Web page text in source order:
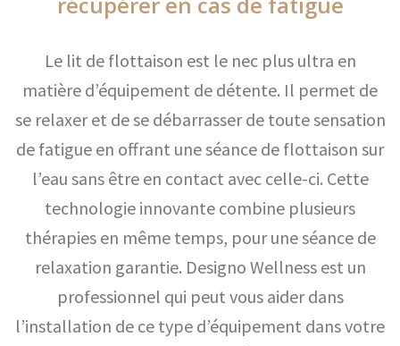
Le lit de flottaison est le nec plus ultra en
matière d’équipement de détente. Il permet de
se relaxer et de se débarrasser de toute sensation
de fatigue en offrant une séance de flottaison sur
l’eau sans être en contact avec celle-ci. Cette
technologie innovante combine plusieurs
thérapies en même temps, pour une séance de
relaxation garantie. Designo Wellness est un
professionnel qui peut vous aider dans
l’installation de ce type d’équipement dans votre